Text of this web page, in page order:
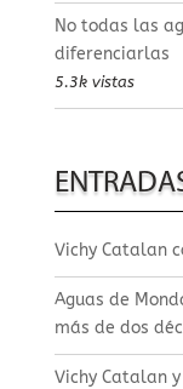
No todas las
diferenciarlas
5.3k vistas
Vichy Catalan
Aguas de
más de dos
Vichy Catalan